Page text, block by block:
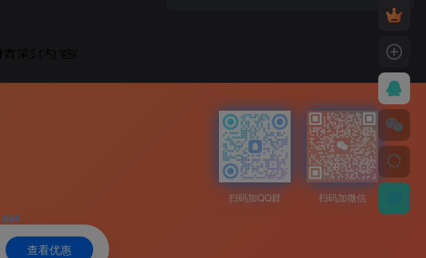
扫码加QQ群 扫码加微信
查看优惠